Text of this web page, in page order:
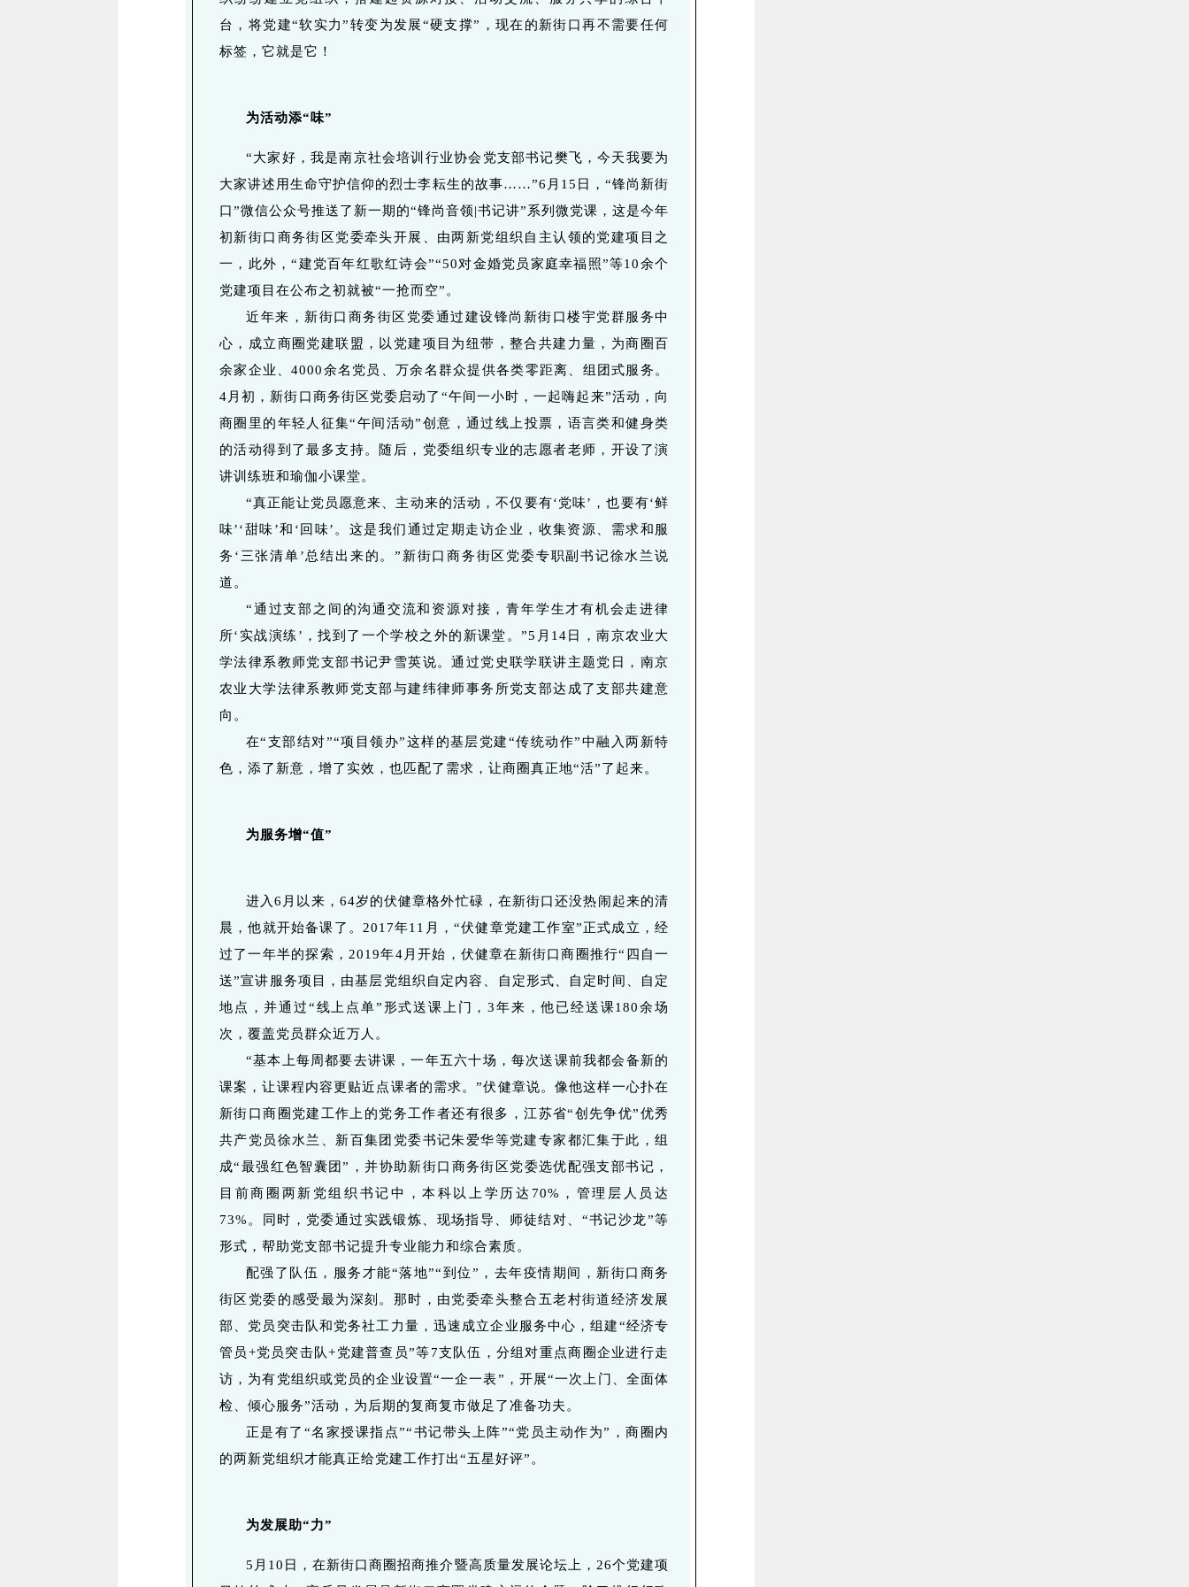
台，将党建“软实力”转变为发展“硬支撑”，现在的新街口再不需要任何
标签，它就是它！
为活动添“味”
“大家好，我是南京社会培训行业协会党支部书记樊飞，今天我要为
大家讲述用生命守护信仰的烈士李耘生的故事……”6月15日，“锋尚新街
口”微信公众号推送了新一期的“锋尚音领|书记讲”系列微党课，这是今年
初新街口商务街区党委牵头开展、由两新党组织自主认领的党建项目之
一，此外，“建党百年红歌红诗会”“50对金婚党员家庭幸福照”等10余个
党建项目在公布之初就被“一抢而空”。
近年来，新街口商务街区党委通过建设锋尚新街口楼宇党群服务中
心，成立商圈党建联盟，以党建项目为纽带，整合共建力量，为商圈百
余家企业、4000余名党员、万余名群众提供各类零距离、组团式服务。
4月初，新街口商务街区党委启动了“午间一小时，一起嗨起来”活动，向
商圈里的年轻人征集“午间活动”创意，通过线上投票，语言类和健身类
的活动得到了最多支持。随后，党委组织专业的志愿者老师，开设了演
讲训练班和瑜伽小课堂。
“真正能让党员愿意来、主动来的活动，不仅要有‘党味’，也要有‘鲜
味’‘甜味’和‘回味’。这是我们通过定期走访企业，收集资源、需求和服
务‘三张清单’总结出来的。”新街口商务街区党委专职副书记徐水兰说
道。
“通过支部之间的沟通交流和资源对接，青年学生才有机会走进律
所‘实战演练’，找到了一个学校之外的新课堂。”5月14日，南京农业大
学法律系教师党支部书记尹雪英说。通过党史联学联讲主题党日，南京
农业大学法律系教师党支部与建纬律师事务所党支部达成了支部共建意
向。
在“支部结对”“项目领办”这样的基层党建“传统动作”中融入两新特
色，添了新意，增了实效，也匹配了需求，让商圈真正地“活”了起来。
为服务增“值”
进入6月以来，64岁的伏健章格外忙碌，在新街口还没热闹起来的清
晨，他就开始备课了。2017年11月，“伏健章党建工作室”正式成立，经
过了一年半的探索，2019年4月开始，伏健章在新街口商圈推行“四自一
送”宣讲服务项目，由基层党组织自定内容、自定形式、自定时间、自定
地点，并通过“线上点单”形式送课上门，3年来，他已经送课180余场
次，覆盖党员群众近万人。
“基本上每周都要去讲课，一年五六十场，每次送课前我都会备新的
课案，让课程内容更贴近点课者的需求。”伏健章说。像他这样一心扑在
新街口商圈党建工作上的党务工作者还有很多，江苏省“创先争优”优秀
共产党员徐水兰、新百集团党委书记朱爱华等党建专家都汇集于此，组
成“最强红色智囊团”，并协助新街口商务街区党委选优配强支部书记，
目前商圈两新党组织书记中，本科以上学历达70%，管理层人员达
73%。同时，党委通过实践锻炼、现场指导、师徒结对、“书记沙龙”等
形式，帮助党支部书记提升专业能力和综合素质。
配强了队伍，服务才能“落地”“到位”，去年疫情期间，新街口商务
街区党委的感受最为深刻。那时，由党委牵头整合五老村街道经济发展
部、党员突击队和党务社工力量，迅速成立企业服务中心，组建“经济专
管员+党员突击队+党建普查员”等7支队伍，分组对重点商圈企业进行走
访，为有党组织或党员的企业设置“一企一表”，开展“一次上门、全面体
检、倾心服务”活动，为后期的复商复市做足了准备功夫。
正是有了“名家授课指点”“书记带头上阵”“党员主动作为”，商圈内
的两新党组织才能真正给党建工作打出“五星好评”。
为发展助“力”
5月10日，在新街口商圈招商推介暨高质量发展论坛上，26个党建项